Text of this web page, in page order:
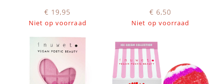
€ 19,95
Niet op voorraad
€ 6,50
Niet op voorraad